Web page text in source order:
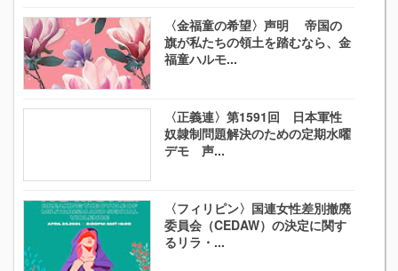
〈金福童の希望〉声明 帝国の
旗が私たちの領土を踏むなら、金
福童ハルモ...
〈正義連〉第1591回 日本軍性
奴隷制問題解決のための定期水曜
デモ 声...
〈フィリピン〉国連女性差別撤廃
委員会（CEDAW）の決定に関す
るリラ・...